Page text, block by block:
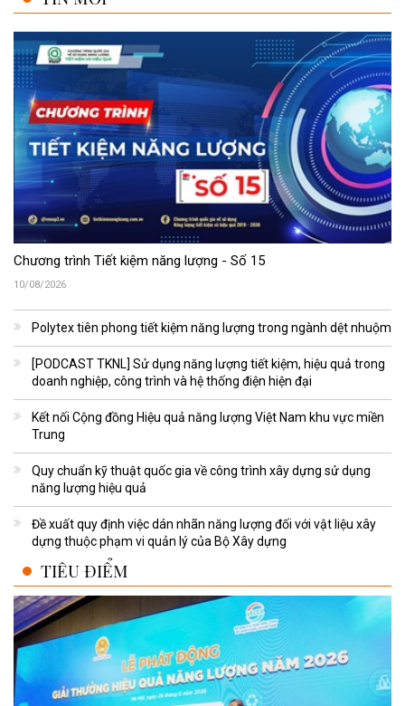
Chương trình Tiết kiệm năng lượng - Số 15
10/08/2026
Polytex tiên phong tiết kiệm năng lượng trong ngành dệt nhuộm
[PODCAST TKNL] Sử dụng năng lượng tiết kiệm, hiệu quả trong
doanh nghiệp, công trình và hệ thống điện hiện đại
Kết nối Cộng đồng Hiệu quả năng lượng Việt Nam khu vực miền
Trung
Quy chuẩn kỹ thuật quốc gia về công trình xây dựng sử dụng
năng lượng hiệu quả
Đề xuất quy định việc dán nhãn năng lượng đối với vật liệu xây
dựng thuộc phạm vi quản lý của Bộ Xây dựng
TIÊU ĐIỂM